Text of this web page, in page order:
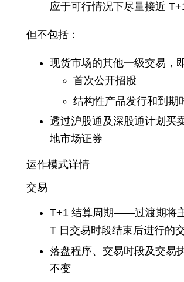
应于可行情况下尽量接近
但不包括：
现货市场的其他一级交易，
首次公开招股
结构性产品发行和到期
透过沪股通及深股通计划买
地市场证券
运作模式详情
交易
T+1 结算周期——过渡期将
T 日交易时段结束后进行的
落盘程序、交易时段及交易
不变